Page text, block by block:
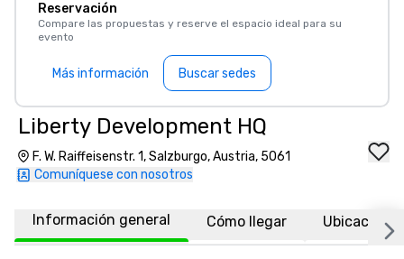
Reservación
Compare las propuestas y reserve el espacio ideal para su
evento
Más información Buscar sedes
Liberty Development HQ
F. W. Raiffeisenstr. 1, Salzburgo, Austria, 5061
Comuníquese con nosotros
Información general Cómo llegar Ubicación